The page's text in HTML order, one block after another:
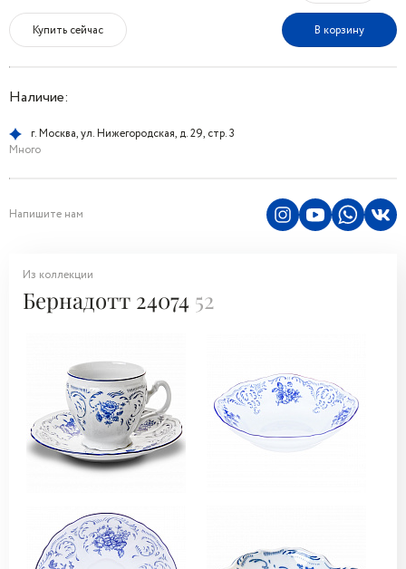
Купить сейчас В корзину
Наличие:
г. Москва, ул. Нижегородская, д. 29, стр. 3
Много
Напишите нам
Из коллекции
Бернадотт 24074 52